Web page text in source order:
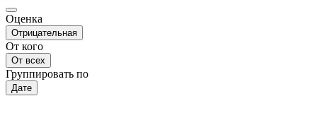
Оценка
Отрицательная
От кого
От всех
Группировать по
Дате